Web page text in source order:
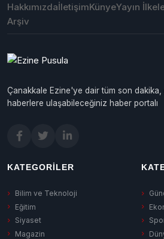
HakkımızdaİletişimKünyeYayın
Arşiv
Çanakkale Ezine'ye dair tüm son
haberlere ulaşabileceğiniz haber portalı
KATEGORILER
Bilim ve Teknoloji
Eğitim
Siyaset
Magazin